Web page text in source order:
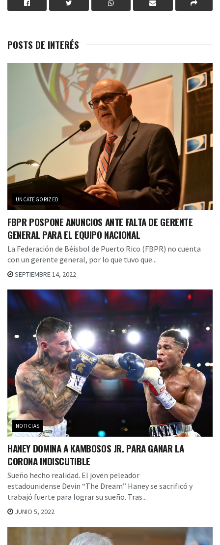
POSTS DE INTERÉS
UNCATEGORIZED
FBPR POSPONE ANUNCIOS ANTE FALTA DE GERENTE
GENERAL PARA EL EQUIPO NACIONAL
La Federación de Béisbol de Puerto Rico (FBPR) no cuenta
con un gerente general, por lo que tuvo que...
SEPTIEMBRE 14, 2022
NOTICIAS
HANEY DOMINA A KAMBOSOS JR. PARA GANAR LA
CORONA INDISCUTIBLE
Sueño hecho realidad. El joven peleador
estadounidense Devin “The Dream” Haney se sacrificó y
trabajó fuerte para lograr su sueño. Tras...
JUNIO 5, 2022